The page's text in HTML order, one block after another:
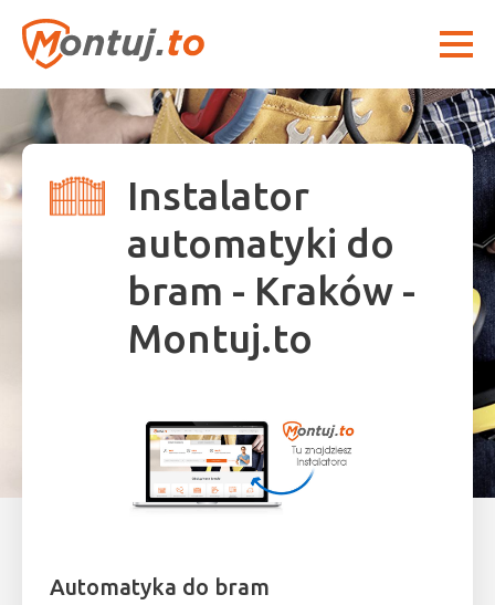
Instalator
automatyki do
bram - Kraków -
Montuj.to
Automatyka do bram